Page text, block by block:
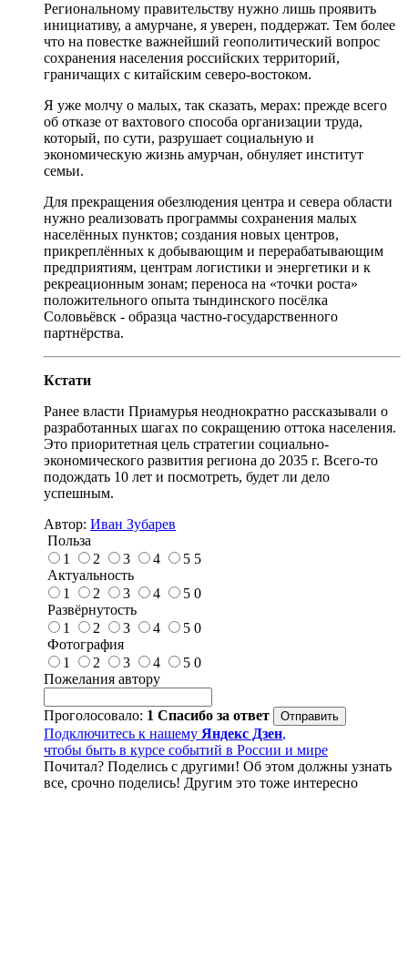
Региональному правительству нужно лишь проявить
инициативу, а амурчане, я уверен, поддержат. Тем более
что на повестке важнейший геополитический вопрос
сохранения населения российских территорий,
граничащих с китайским северо-востоком.
Я уже молчу о малых, так сказать, мерах: прежде всего
об отказе от вахтового способа организации труда,
который, по сути, разрушает социальную и
экономическую жизнь амурчан, обнуляет институт
семьи.
Для прекращения обезлюдения центра и севера области
нужно реализовать программы сохранения малых
населённых пунктов; создания новых центров,
прикреплённых к добывающим и перерабатывающим
предприятиям, центрам логистики и энергетики и к
рекреационным зонам; переноса на «точки роста»
положительного опыта тындинского посёлка
Соловьёвск - образца частно-государственного
партнёрства.
Кстати
Ранее власти Приамурья неоднократно рассказывали о
разработанных шагах по сокращению оттока населения.
Это приоритетная цель стратегии социально-
экономического развития региона до 2035 г. Всего-то
подождать 10 лет и посмотреть, будет ли дело
успешным.
Автор: Иван Зубарев
Польза
1
2 3 4 5 5
Актуальность
1
2 3 4 5 0
Развёрнутость
1
2 3 4 5 0
Фотография
1
2 3 4 5 0
Пожелания автору
Проголосовало: 1 Спасибо за ответ
Подключитесь к нашему Яндекс Дзен,
чтобы быть в курсе событий в России и мире
Почитал? Поделись с другими! Об этом должны узнать
все, срочно поделись! Другим это тоже интересно